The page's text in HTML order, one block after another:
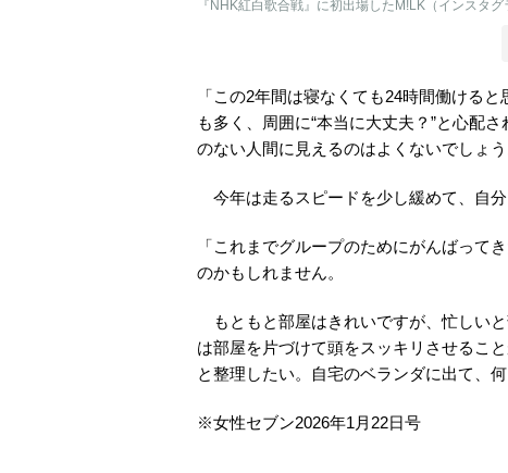
『NHK紅白歌合戦』に初出場したM!LK（インスタグ
「この2年間は寝なくても24時間働ける
も多く、周囲に“本当に大丈夫？”と心配
のない人間に見えるのはよくないでしょ
今年は走るスピードを少し緩めて、自分
「これまでグループのためにがんばって
のかもしれません。
もともと部屋はきれいですが、忙しい
は部屋を片づけて頭をスッキリさせるこ
と整理したい。自宅のベランダに出て、
※女性セブン2026年1 月 22日号